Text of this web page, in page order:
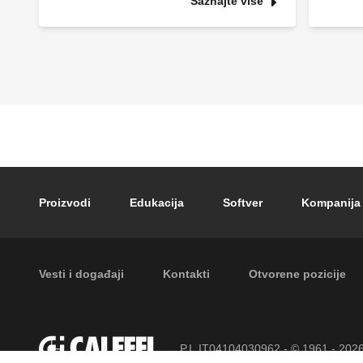
Footer main navigation
Proizvodi Edukacija Softver Kompanija
Footer secondary navigation
Vesti i događaji Kontakti Otvorene pozicije
P.I. IT04104030962 - © 1961 -